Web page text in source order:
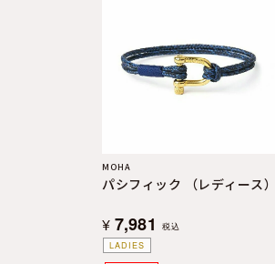
よくある質問
LADIES
MOHA
パシフィック （レディース）
¥ 7,981 税込